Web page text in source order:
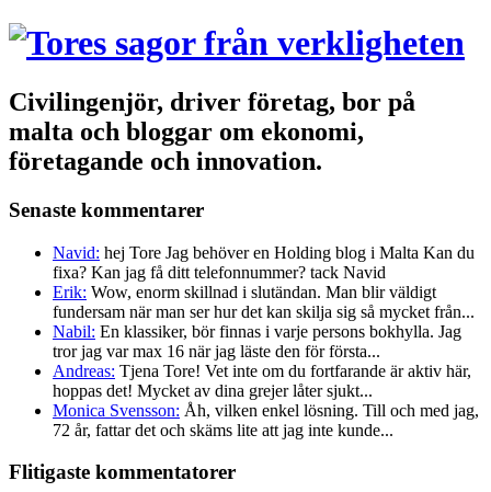
Civilingenjör, driver företag, bor på
malta och bloggar om ekonomi,
företagande och innovation.
Senaste kommentarer
Navid: hej Tore Jag behöver en Holding blog i Malta Kan du
fixa? Kan jag få ditt telefonnummer? tack Navid
Erik: Wow, enorm skillnad i slutändan. Man blir väldigt
fundersam när man ser hur det kan skilja sig så mycket från...
Nabil: En klassiker, bör finnas i varje persons bokhylla. Jag
tror jag var max 16 när jag läste den för första...
Andreas: Tjena Tore! Vet inte om du fortfarande är aktiv här,
hoppas det! Mycket av dina grejer låter sjukt...
Monica Svensson: Åh, vilken enkel lösning. Till och med jag,
72 år, fattar det och skäms lite att jag inte kunde...
Flitigaste kommentatorer